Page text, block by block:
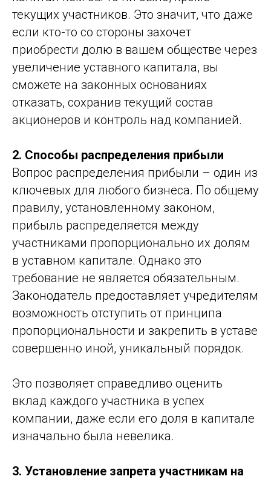
текущих участников. Это значит, что даже
если кто-то со стороны захочет
приобрести долю в вашем обществе через
увеличение уставного капитала, вы
сможете на законных основаниях
отказать, сохранив текущий состав
акционеров и контроль над компанией.
2. Способы распределения прибыли
Вопрос распределения прибыли – один из
ключевых для любого бизнеса. По общему
правилу, установленному законом,
прибыль распределяется между
участниками пропорционально их долям
в уставном капитале. Однако это
требование не является обязательным.
Законодатель предоставляет учредителям
возможность отступить от принципа
пропорциональности и закрепить в уставе
совершенно иной, уникальный порядок.
Это позволяет справедливо оценить
вклад каждого участника в успех
компании, даже если его доля в капитале
изначально была невелика.
3. Установление запрета участникам на